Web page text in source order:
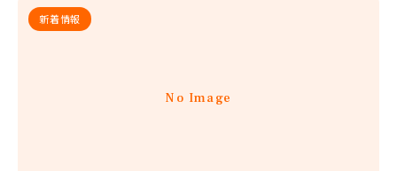
No Image
新着情報